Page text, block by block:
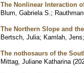
The Nonlinear Interaction
Blum, Gabriela S. ;
The Northern Slope and
Bertsch, Julia; Kamlah, Jens
The nothosaurs of the
Mittag, Juliane Katharina (